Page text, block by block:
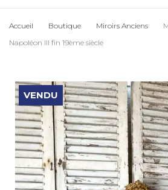
Accueil Boutique Miroirs Anciens
Napoléon III fin 19ème siècle
VENDU